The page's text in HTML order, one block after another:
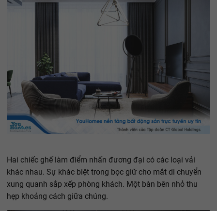
Hai chiếc ghế làm điểm nhấn đương đại có các loại vải
khác nhau. Sự khác biệt trong bọc giữ cho mắt di chuyển
xung quanh sắp xếp phòng khách. Một bàn bên nhỏ thu
hẹp khoảng cách giữa chúng.